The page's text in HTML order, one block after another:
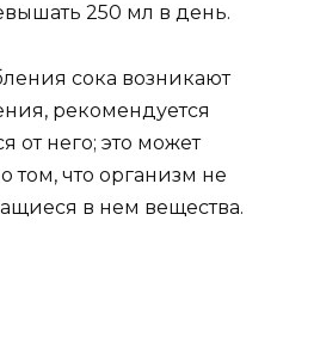
250 мл в день.
сока возникают
рекомендуется
от него; это может
том, что организм не
в нем вещества.